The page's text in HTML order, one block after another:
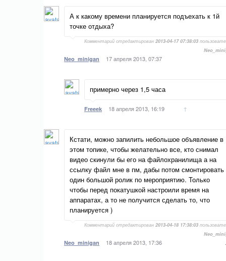
А к какому времени планируется подъехать к 1й
точке отдыха?
Комментарий отредактирован 2013-04-17 07:38:03
Neo_minigan 17 апреля 2013, 07:37
примерно через 1,5 часа
Freeek 18 апреля 2013, 16:19 ↑
Кстати, можно запилить небольшое объявление в
этом топике, чтобы желательно все, кто снимал
видео скинули бы его на файлохранилища а на
ссылку файл мне в пм, дабы потом смонтировать
один большой ролик по мероприятию. Только
чтобы перед покатушкой настроили время на
аппаратах, а то не получится сделать то, что
планируется )
Комментарий отредактирован 2013-04-18 17:38:03
Neo_minigan 18 апреля 2013, 17:36